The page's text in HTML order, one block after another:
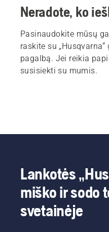
Neradote, ko
Pasinaudokite mūsų
raskite su
pagalbą. Jei reikia
susisiekti su mumis.
Lankotės
miško ir sodo
svetainėje